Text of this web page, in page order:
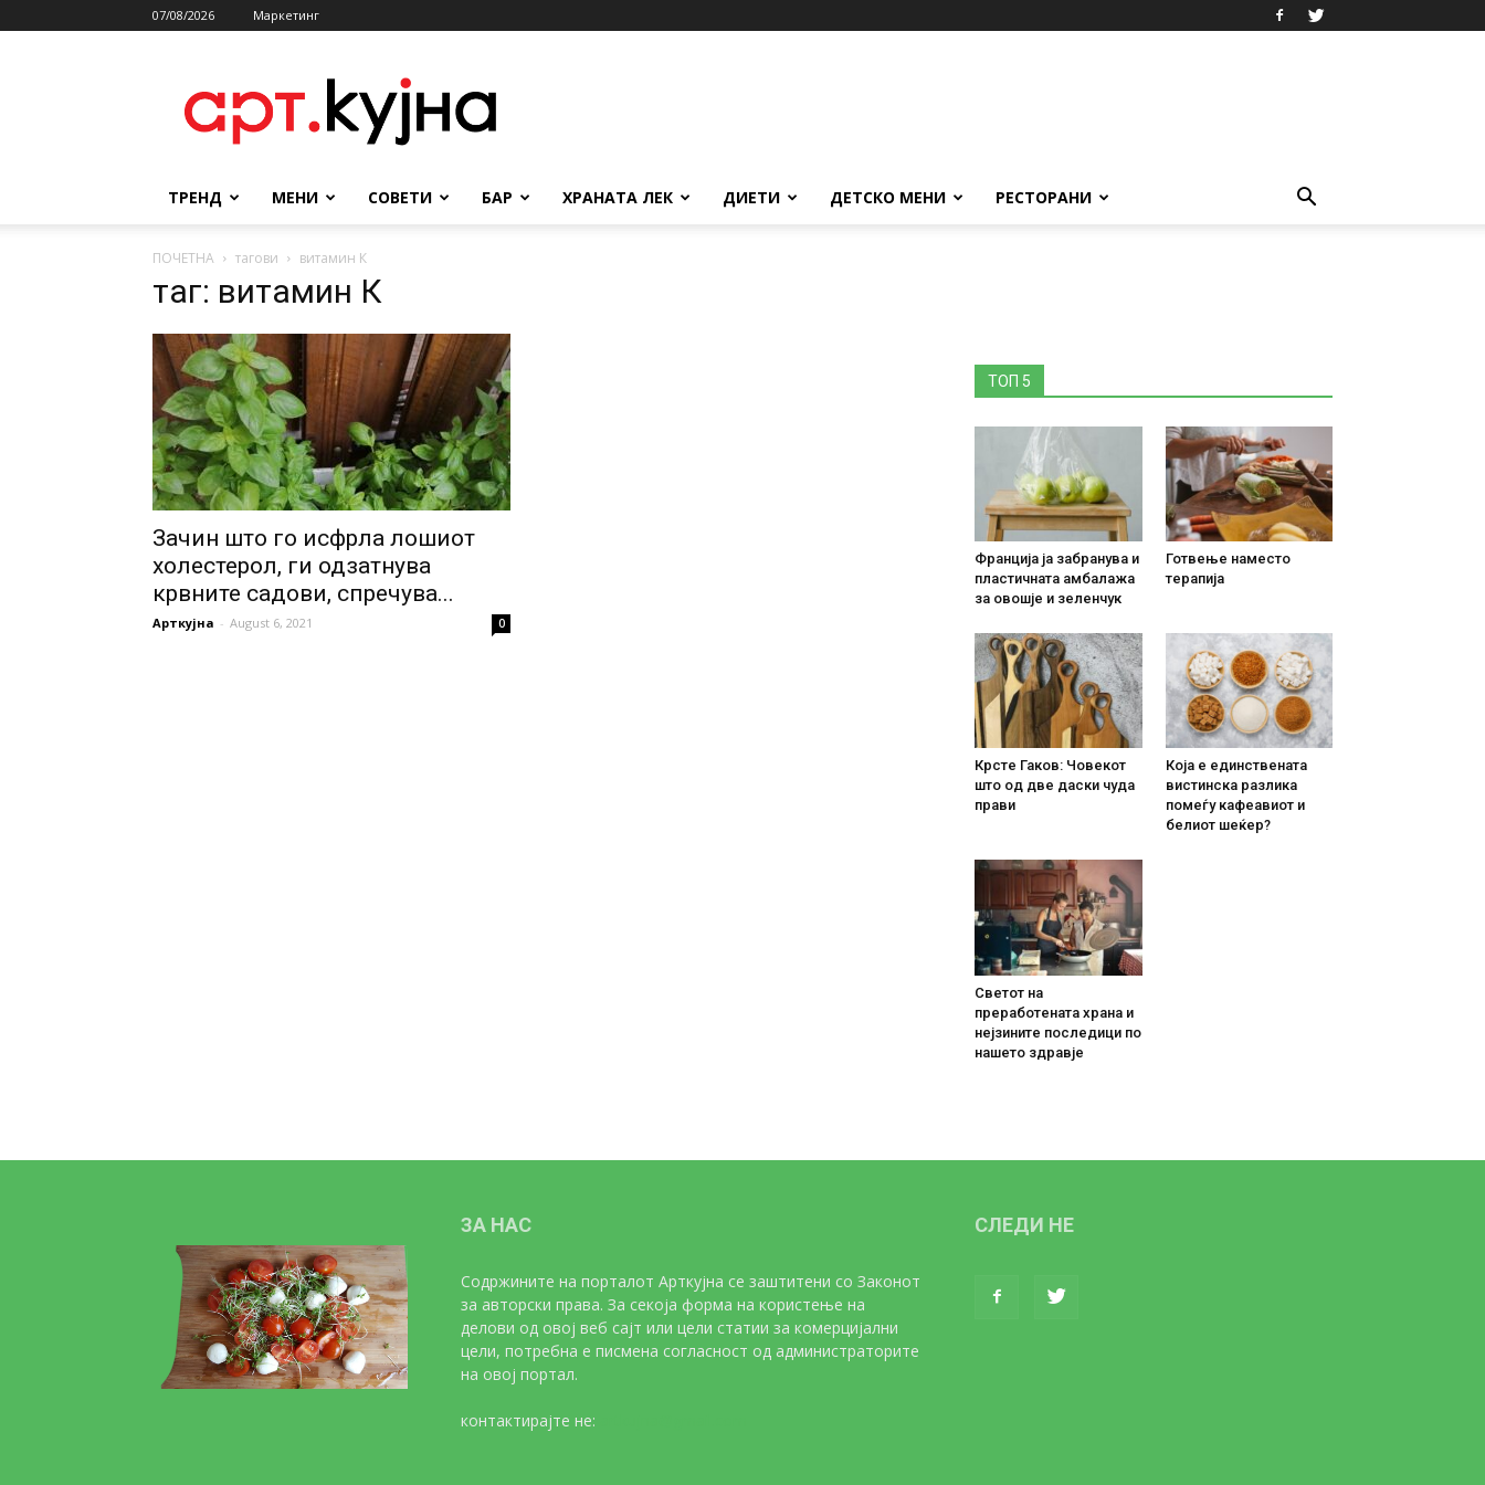
07/08/2026 Маркетинг
ТРЕНД МЕНИ СОВЕТИ БАР ХРАНАТА ЛЕК ДИЕТИ ДЕТСКО МЕНИ РЕСТОРАНИ
ПОЧЕТНА тагови витамин К
таг: витамин К
Зачин што го исфрла лошиот
холестерол, ги одзатнува
крвните садови, спречува...
Арткујна - August 6, 2021 0
ТОП 5
Франција ја забранува и
пластичната амбалажа
за овошје и зеленчук
Готвење наместо
терапија
Крсте Гаков: Човекот
што од две даски чуда
прави
Која е единствената
вистинска разлика
помеѓу кафеавиот и
белиот шеќер?
Светот на
преработената храна и
нејзините последици по
нашето здравје
ЗА НАС
Содржините на порталот Арткујна се заштитени со Законот
за авторски права. За секоја форма на користење на
делови од овој веб сајт или цели статии за комерцијални
цели, потребна е писмена согласност од администраторите
на овој портал.
контактирајте не:
СЛЕДИ НЕ